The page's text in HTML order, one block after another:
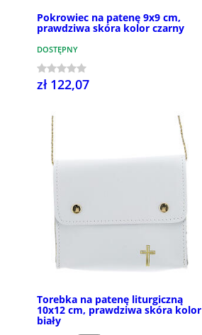
Pokrowiec na patenę 9x9 cm,
prawdziwa skóra kolor czarny
DOSTĘPNY
zł 122,07
Torebka na patenę liturgiczną
10x12 cm, prawdziwa skóra kolor
biały